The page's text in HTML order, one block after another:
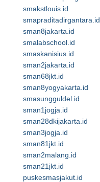
smakstlouis.id
smapraditadirgantara.id
sman8jakarta.id
smalabschool.id
smaskanisius.id
sman2jakarta.id
sman68jkt.id
sman8yogyakarta.id
smasungguldel.id
sman1jogja.id
sman28dkijakarta.id
sman3jogja.id
sman81jkt.id
sman2malang.id
sman21jkt.id
puskesmasjakut.id